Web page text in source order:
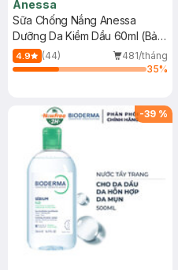
Anessa
Sữa Chống Nắng Anessa
Dưỡng Da Kiềm Dầu 60ml (Bản
Mới)
4.9 (44)
481/tháng
35%
-39 %